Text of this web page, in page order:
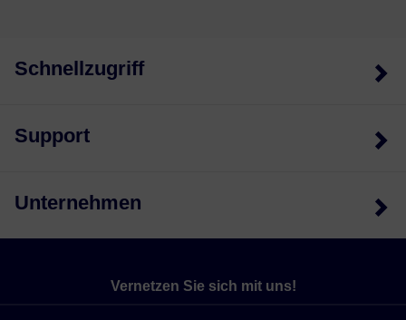
Schnellzugriff
Support
Unternehmen
Vernetzen Sie sich mit uns!